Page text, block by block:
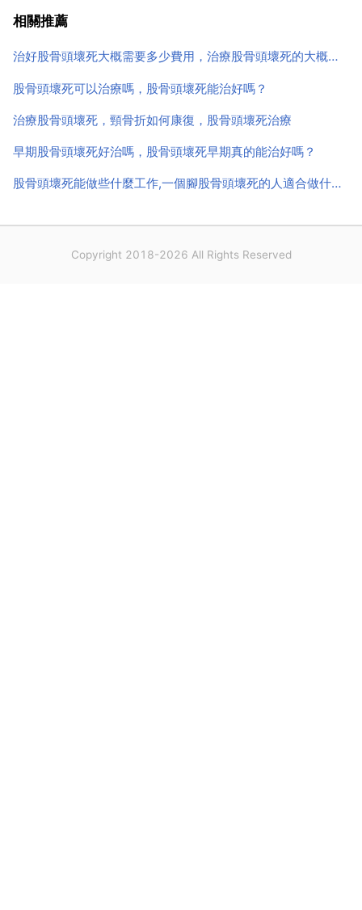
名股骨頭壞死的患者，我沒有吃過激素類藥，希望你的
相關推薦
治好股骨頭壞死大概需要多少費用，治療股骨頭壞死的大概費用多少
股骨頭壞死可以治療嗎，股骨頭壞死能治好嗎？
治療股骨頭壞死，頸骨折如何康復，股骨頭壞死治療
早期股骨頭壞死好治嗎，股骨頭壞死早期真的能治好嗎？
股骨頭壞死能做些什麼工作,一個腳股骨頭壞死的人適合做什麼工作？
Copyright 2018-2026 All Rights Reserved